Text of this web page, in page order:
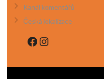
Kanál komentářů
Česká lokalizace
Facebook
Instagram